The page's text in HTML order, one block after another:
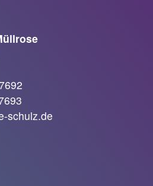
schulz.de